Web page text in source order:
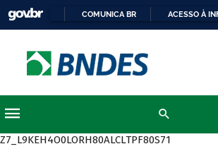
COMUNICA BR ACESSO À
Z7_L9KEH4O0LORH80ALCLTPF80S71